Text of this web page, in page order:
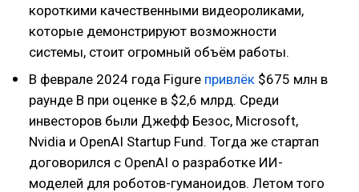
короткими качественными видеороликами,
которые демонстрируют возможности
системы, стоит огромный объём работы.
В феврале 2024 года Figure привлёк $675 млн в
раунде B при оценке в $2,6 млрд. Среди
инвесторов были Джефф Безос, Microsoft,
Nvidia и OpenAI Startup Fund. Тогда же стартап
договорился с OpenAI о разработке ИИ-
моделей для роботов-гуманоидов. Летом того